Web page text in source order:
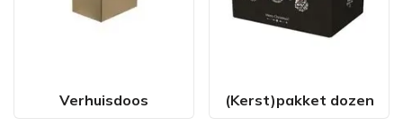
Verhuisdoos (Kerst)pakket dozen